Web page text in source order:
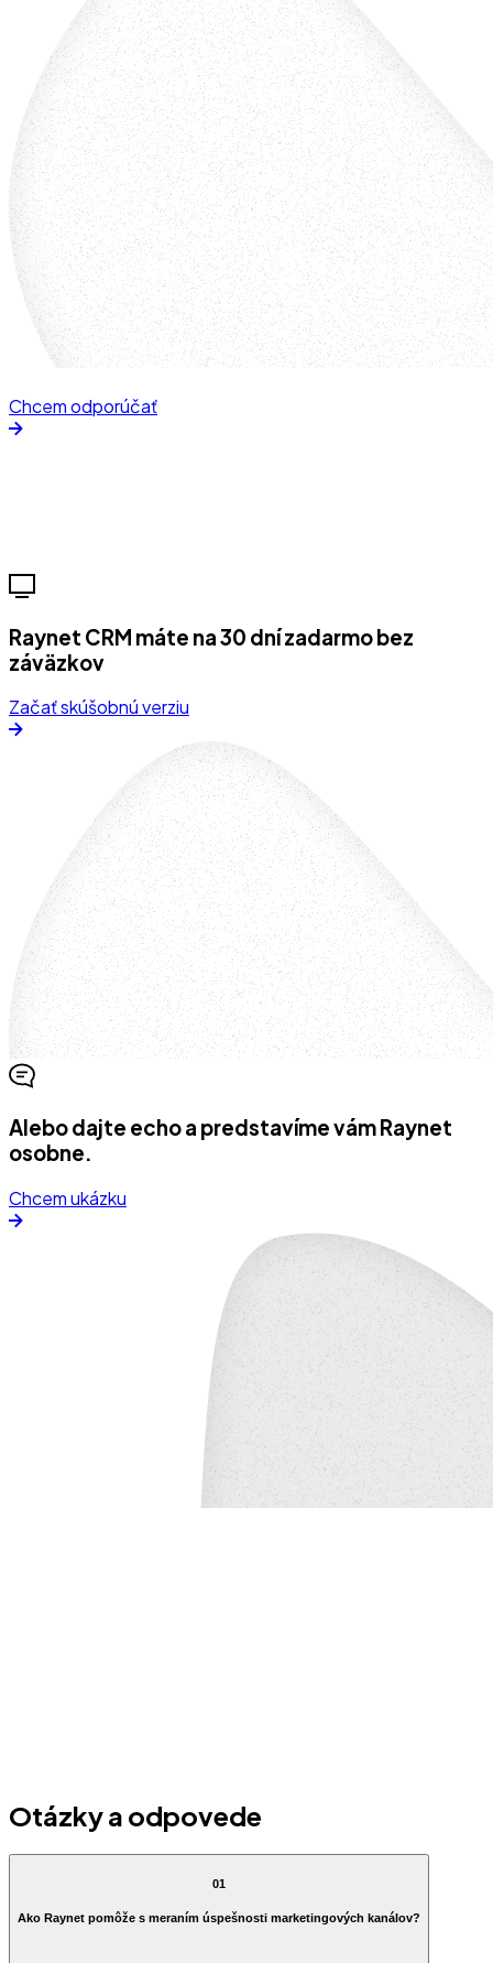
Chcem odporúčať
Raynet CRM máte na 30 dní zadarmo bez
záväzkov
Začať skúšobnú verziu
Alebo dajte echo a predstavíme vám Raynet
osobne.
Chcem ukázku
Otázky a odpovede
01
Ako Raynet pomôže s meraním úspešnosti marketingových kanálov?